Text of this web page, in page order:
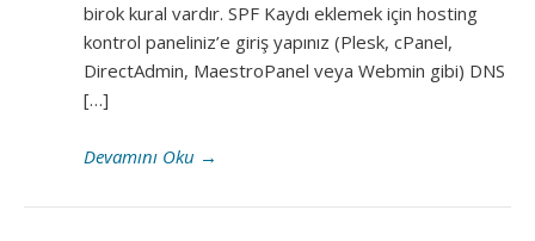
birok kural vardır. SPF Kaydı eklemek için hosting
kontrol paneliniz’e giriş yapınız (Plesk, cPanel,
DirectAdmin, MaestroPanel veya Webmin gibi) DNS
[…]
Devamını Oku →